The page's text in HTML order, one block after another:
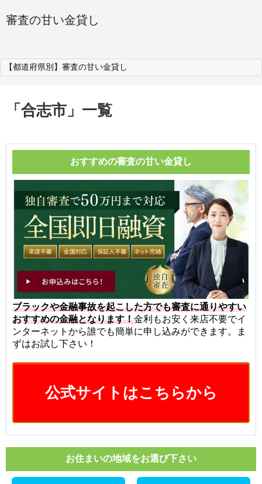
審査の甘い金貸し
【都道府県別】審査の甘い金貸し
「 合志市 」 一覧
おすすめの審査の甘い金貸し
ブラックや金融事故を起こした方でも審査に通りやすい
おすすめの金融となります！金利もお安く来店不要でイ
ンターネットから誰でも簡単に申し込みができます。ま
ずはお試し下さい！
公式サイトはこちらから
お住まいの地域をお選び下さい